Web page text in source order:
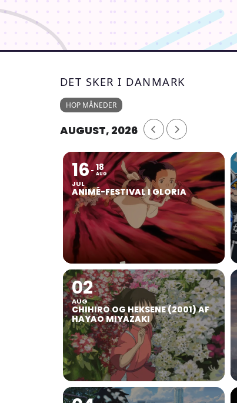
DET SKER I DANMARK
HOP MÅNEDER
AUGUST, 2026
16
JUL
18
AUG
ANIMÉ-FESTIVAL I GLORIA
02
AUG
CHIHIRO OG HEKSENE (2001) AF
HAYAO MIYAZAKI